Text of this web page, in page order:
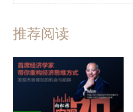
推荐阅读